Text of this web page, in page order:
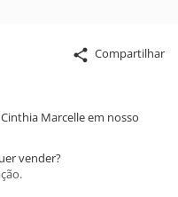
Compartilhar
Marcelle em nosso
vender?